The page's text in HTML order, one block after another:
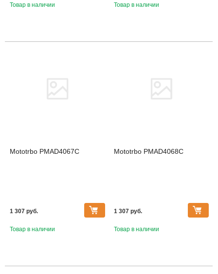
Товар в наличии Товар в наличии
Mototrbo PMAD4067C
1 307 pуб.
Товар в наличии
Mototrbo PMAD4068C
1 307 pуб.
Товар в наличии